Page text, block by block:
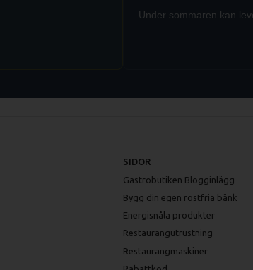
Under sommaren kan
SIDOR
Gastrobutiken Blogginlägg
Bygg din egen rostfria bänk
Energisnåla produkter
Restaurangutrustning
Restaurangmaskiner